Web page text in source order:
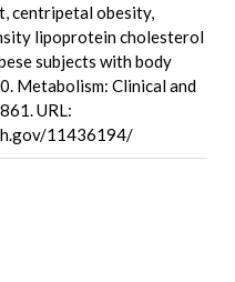
centripetal obesity,
lipoprotein cholesterol
subjects with body
Metabolism: Clinical and
URL:
11436194/